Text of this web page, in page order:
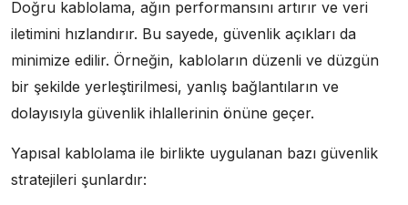
Doğru kablolama, ağın performansını artırır ve veri
iletimini hızlandırır. Bu sayede, güvenlik açıkları da
minimize edilir. Örneğin, kabloların düzenli ve düzgün
bir şekilde yerleştirilmesi, yanlış bağlantıların ve
dolayısıyla güvenlik ihlallerinin önüne geçer.
Yapısal kablolama ile birlikte uygulanan bazı güvenlik
stratejileri şunlardır: